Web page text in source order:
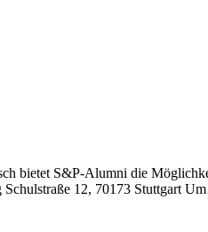
bietet S&P-Alumni die
Schulstraße 12, 70173 Stuttgart